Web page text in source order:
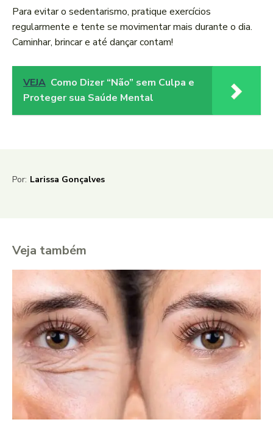
Para evitar o sedentarismo, pratique exercícios
regularmente e tente se movimentar mais durante o dia.
Caminhar, brincar e até dançar contam!
VEJA Como Dizer “Não” sem Culpa e
Proteger sua Saúde Mental
Por: Larissa Gonçalves
Veja também